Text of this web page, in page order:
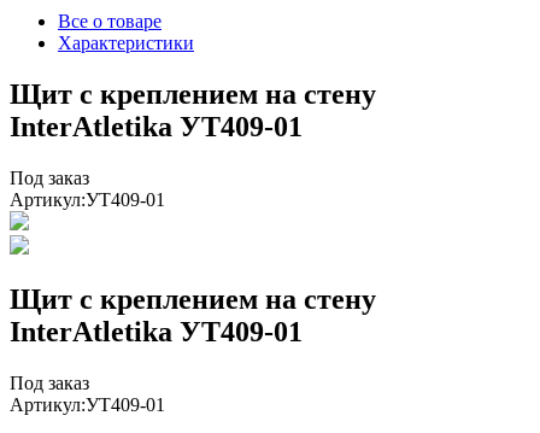
Все о товаре
Характеристики
Щит с креплением на стену
InterAtletika УТ409-01
Под заказ
Артикул:УТ409-01
Щит с креплением на стену
InterAtletika УТ409-01
Под заказ
Артикул:УТ409-01